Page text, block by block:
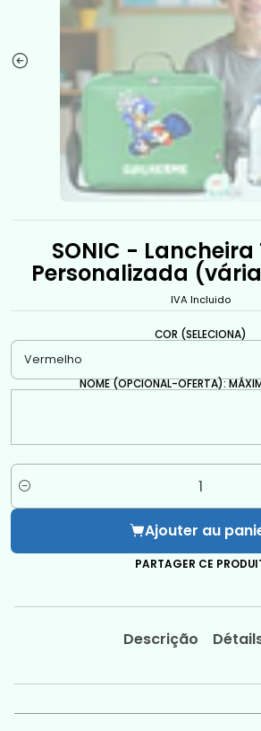
SONIC -
Personalizada
IVA Incluido
COR (SELECIONA)
NOME (OPCIONAL-OFERTA):
Quantité
Ajouter au
PARTAGER CE
Descrição